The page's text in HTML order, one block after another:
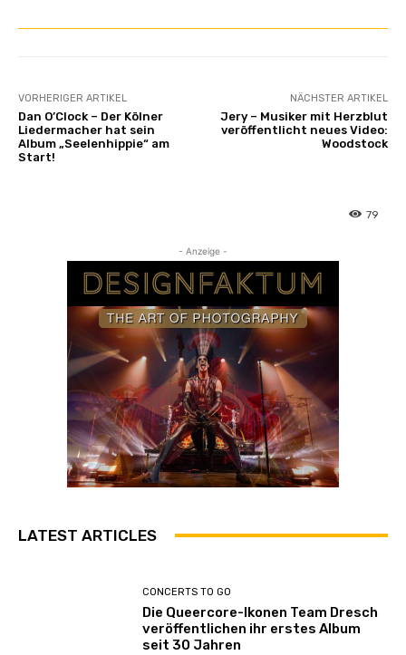
VORHERIGER ARTIKEL
Dan O’Clock – Der Kölner
Liedermacher hat sein
Album „Seelenhippie“ am
Start!
NÄCHSTER ARTIKEL
Jery – Musiker mit Herzblut
veröffentlicht neues Video:
Woodstock
79
- Anzeige -
LATEST ARTICLES
CONCERTS TO GO
Die Queercore-Ikonen Team Dresch
veröffentlichen ihr erstes Album
seit 30 Jahren